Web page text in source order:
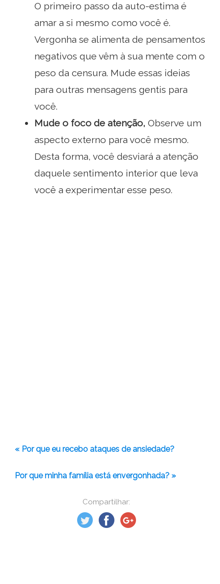
Compartilhar:
O primeiro passo da auto-estima é
amar a si mesmo como você é.
Vergonha se alimenta de pensamentos
negativos que vêm à sua mente com o
peso da censura. Mude essas ideias
para outras mensagens gentis para
você.
Mude o foco de atenção, Observe um
aspecto externo para você mesmo.
Desta forma, você desviará a atenção
daquele sentimento interior que leva
você a experimentar esse peso.
« Por que eu recebo ataques de ansiedade?
Por que minha família está envergonhada? »